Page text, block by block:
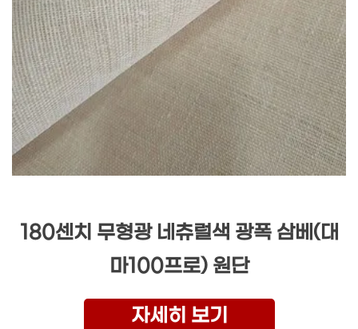
180센치 무형광 네츄럴색 광폭 삼베(대
마100프로) 원단
자세히 보기